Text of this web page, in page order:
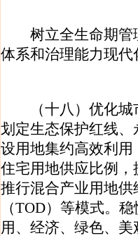
树立全生命期管理
体系和治理能力现代
（十八）优化城市
划定生态保护红线
设用地集约高效利
住宅用地供应比例
推行混合产业用地
（TOD）等模式。
用、经济、绿色、